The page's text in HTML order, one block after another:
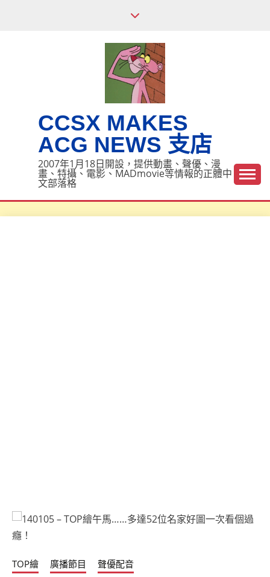
CCSX MAKES
ACG NEWS 支店
2007年1月18日開設，提供動畫、聲優、漫
畫、特攝、電影、MADmovie等情報的正體中
文部落格
TOP繪 廣播節目 聲優配音